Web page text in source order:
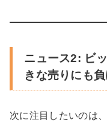
ニュース2: ビ
きな売りにも
次に注目したいのは